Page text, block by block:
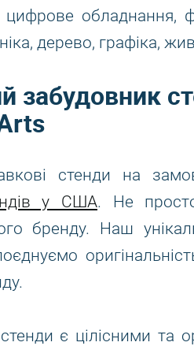
обладнання,
дерево, графіка,
забудовник
стенди на
у США. Не
бренду. Наш
є цілісними та